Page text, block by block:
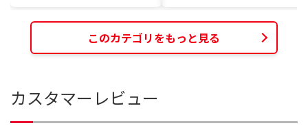
このカテゴリをもっと見る
カスタマーレビュー